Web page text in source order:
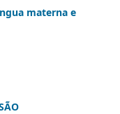
materna e